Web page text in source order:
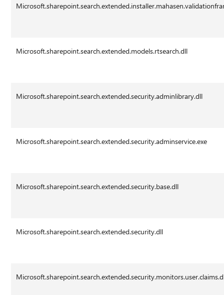
Microsoft.sharepoint.search.extended.models.rtsearch.dll
Microsoft.sharepoint.search.extended.security.adminlibrary.dll
Microsoft.sharepoint.search.extended.security.adminservice.exe
Microsoft.sharepoint.search.extended.security.base.dll
Microsoft.sharepoint.search.extended.security.dll